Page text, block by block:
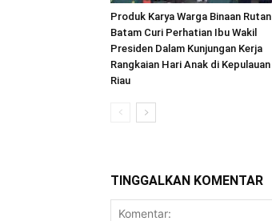
Produk Karya Warga Binaan Rutan
Batam Curi Perhatian Ibu Wakil
Presiden Dalam Kunjungan Kerja
Rangkaian Hari Anak di Kepulauan
Riau
TINGGALKAN KOMENTAR